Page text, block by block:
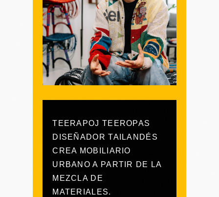
TEERAPOJ TEEROPAS
DISEÑADOR TAILANDÉS
CREA MOBILIARIO
URBANO A PARTIR DE LA
MEZCLA DE
MATERIALES.